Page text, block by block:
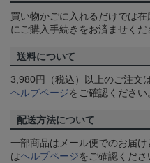
買い物かごに入れるだけでは
にご購入手続きをお済ませくだ
送料について
3,980円（税込）以上のご注文
ヘルプページをご確認ください
配送方法について
一部商品はメール便でのお届
はヘルプページをご確認くださ